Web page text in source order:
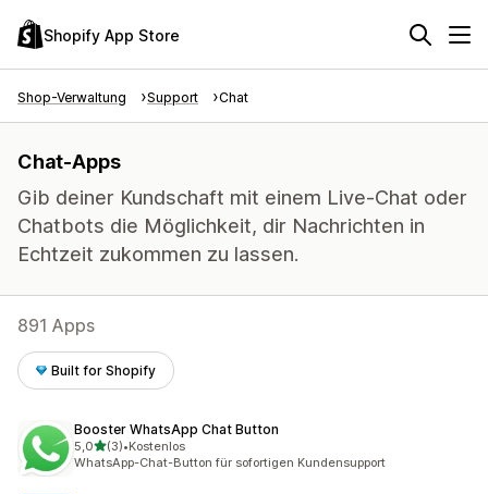
Shopify App Store
Shop-Verwaltung Support Chat
Chat-Apps
Gib deiner Kundschaft mit einem Live-Chat oder
Chatbots die Möglichkeit, dir Nachrichten in
Echtzeit zukommen zu lassen.
891 Apps
Built for Shopify
Booster WhatsApp Chat Button
5,0von 5 Sternen
(3)
3 Rezensionen insgesamt
•Kostenlos
WhatsApp-Chat-Button für sofortigen Kundensupport